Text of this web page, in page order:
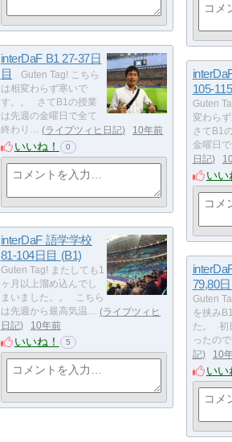
interDaF B1 27-37日
目
Guten Tag! こちら
は相変わらず寒いで
す。。 さてB1の授業
は先週の金曜日で全て
終わり…
ライプツィヒ日記 10年前
いいね！ 0
105-
Guten
変わら
さてB1
金曜日
日記
いい
interDaF 語学学校
81-104日目 (B1)
Guten Tag! またしても1
ヶ月以上溜め込んでし
まいました。。 こちら
は先週から最高気温…
ライプツィヒ
日記
10年前
いいね！ 5
79,80
Guten
を挟み
た。 初
ったの
記
10
いい